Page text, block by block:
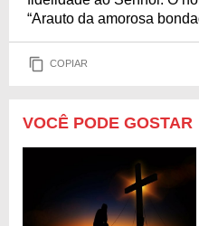
“Arauto da amorosa
COPIAR
VOCÊ PODE GOSTAR